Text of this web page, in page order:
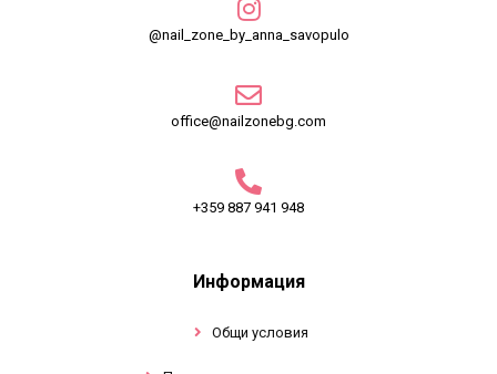
@nail_zone_by_anna_savopulo
office@nailzonebg.com
+359 887 941 948
Информация
Общи условия